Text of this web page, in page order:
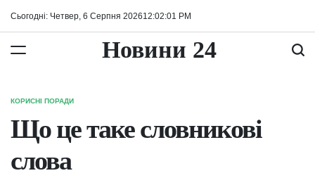
Сьогодні: Четвер, 6 Серпня 202612:02:02 PM
Новини 24
ОПУБЛІКУВАТИ
КОРИСНІ ПОРАДИ
Що це таке словникові
слова